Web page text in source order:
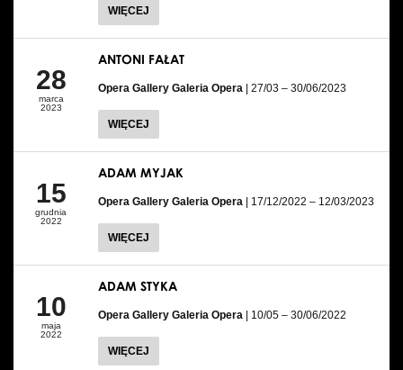
WIĘCEJ
28
marca
2023
ANTONI FAŁAT
Opera Gallery Galeria Opera | 27/03 – 30/06/2023
WIĘCEJ
15
grudnia
2022
ADAM MYJAK
Opera Gallery Galeria Opera | 17/12/2022 – 12/03/2023
WIĘCEJ
10
maja
2022
ADAM STYKA
Opera Gallery Galeria Opera | 10/05 – 30/06/2022
WIĘCEJ